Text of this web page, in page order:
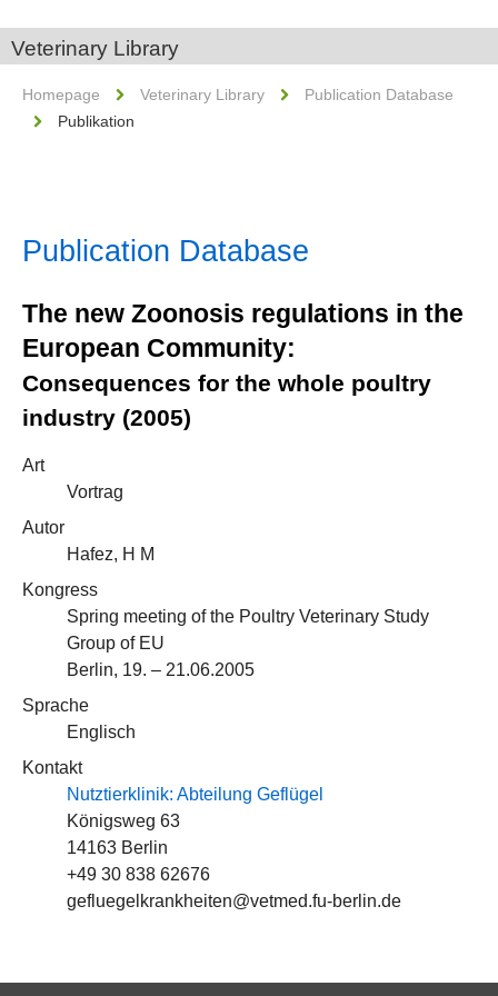
Veterinary Library
Homepage Veterinary Library
Publication Database
Publikation
Publication Database
The new Zoonosis regulations in the
European Community:
Consequences for the whole poultry
industry (2005)
Art
Vortrag
Autor
Hafez, H M
Kongress
Spring meeting of the Poultry Veterinary Study
Group of EU
Berlin, 19. – 21.06.2005
Sprache
Englisch
Kontakt
Nutztierklinik: Abteilung Geflügel
Königsweg 63
14163 Berlin
+49 30 838 62676
gefluegelkrankheiten@vetmed.fu-berlin.de